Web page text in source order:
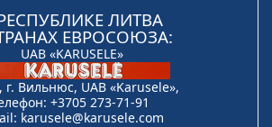
ЛИТВА
ЕВРОСОЮЗА:
UAB «KARUSELE»
г. Вильнюс, UAB «Karusele»,
+3705 273-71-91
karusele@karusele.com